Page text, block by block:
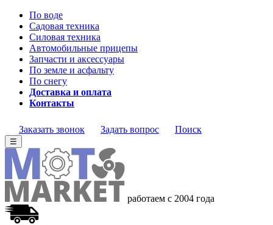
По воде
Садовая техника
Силовая техника
Автомобильные прицепы
Запчасти и аксессуары
По земле и асфальту
По снегу
Доставка и оплата
Контакты
Заказать звонок Задать вопрос Поиск
☰
работаем с 2004 года